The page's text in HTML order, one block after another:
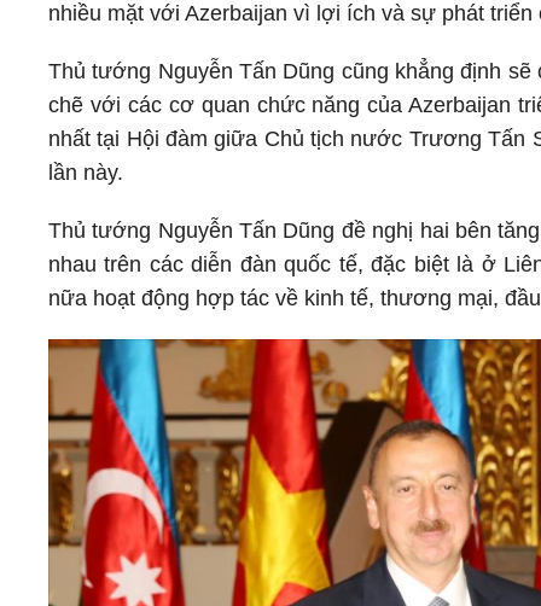
nhiều mặt với Azerbaijan vì lợi ích và sự phát
Thủ tướng Nguyễn Tấn Dũng cũng khẳng định
chẽ với các cơ quan chức năng của Azerbaijan
nhất tại Hội đàm giữa Chủ tịch nước Trương Tấn
lần này.
Thủ tướng Nguyễn Tấn Dũng đề nghị hai bên
nhau trên các diễn đàn quốc tế, đặc biệt là ở
nữa hoạt động hợp tác về kinh tế, thương mại,